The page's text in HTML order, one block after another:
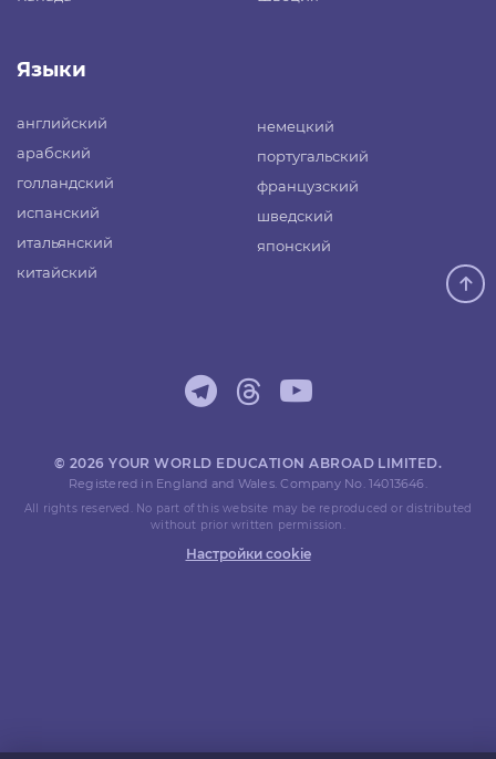
Языки
английский
арабский
голландский
испанский
итальянский
китайский
немецкий
португальский
французский
шведский
японский
© 2026 YOUR WORLD EDUCATION ABROAD LIMITED.
Registered in England and Wales. Company No. 14013646.
All rights reserved. No part of this website may be reproduced or distributed
without prior written permission.
Настройки cookie